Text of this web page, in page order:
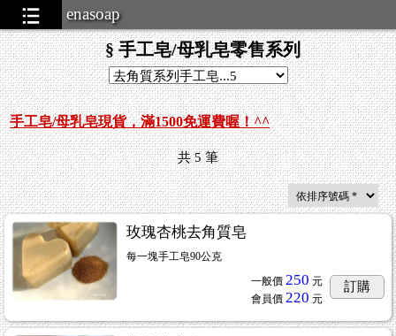
enasoap
§ 手工皂/母乳皂零售系列
手工皂/母乳皂現貨，滿1500免運費喔！^^
共5筆
玫瑰杏桃去角質皂
每一塊手工皂90公克
一般價 250 元
會員價 220 元
訂購